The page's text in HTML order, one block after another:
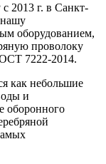
2013 г. в Санкт-
нашу
оборудованием,
проволоку
7222-2014.
как небольшие
и
оборонного